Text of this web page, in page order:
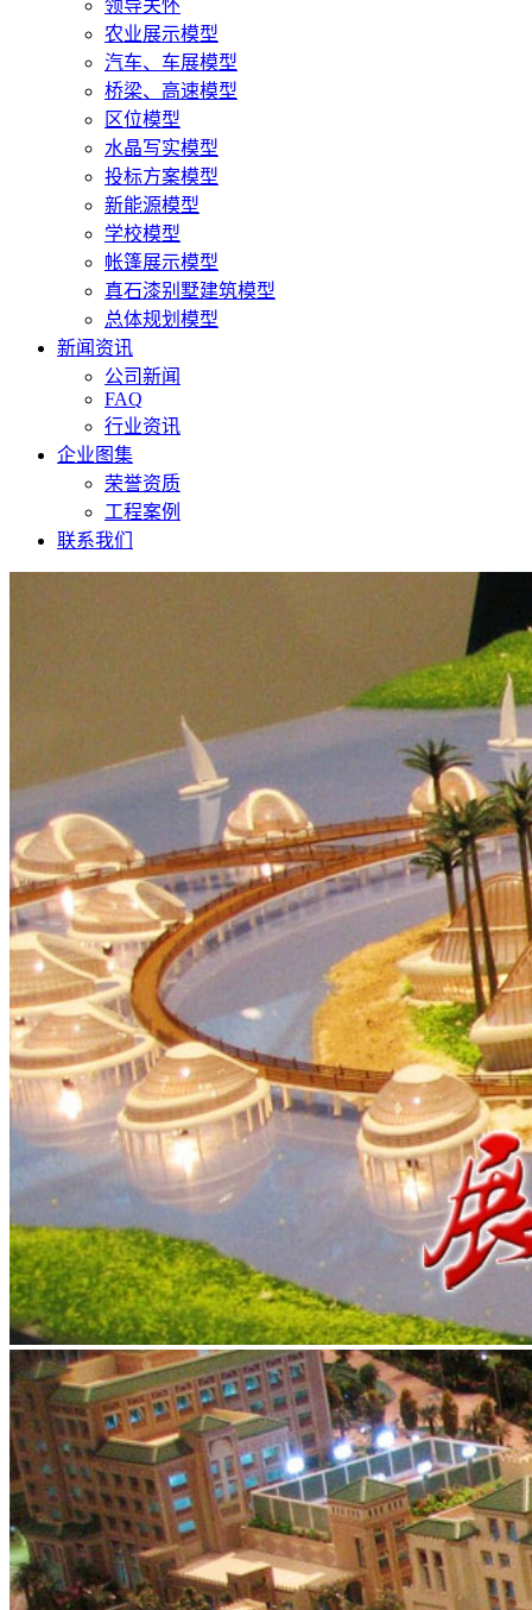
领导关怀
农业展示模型
汽车、车展模型
桥梁、高速模型
区位模型
水晶写实模型
投标方案模型
新能源模型
学校模型
帐篷展示模型
真石漆别墅建筑模型
总体规划模型
新闻资讯
公司新闻
FAQ
行业资讯
企业图集
荣誉资质
工程案例
联系我们